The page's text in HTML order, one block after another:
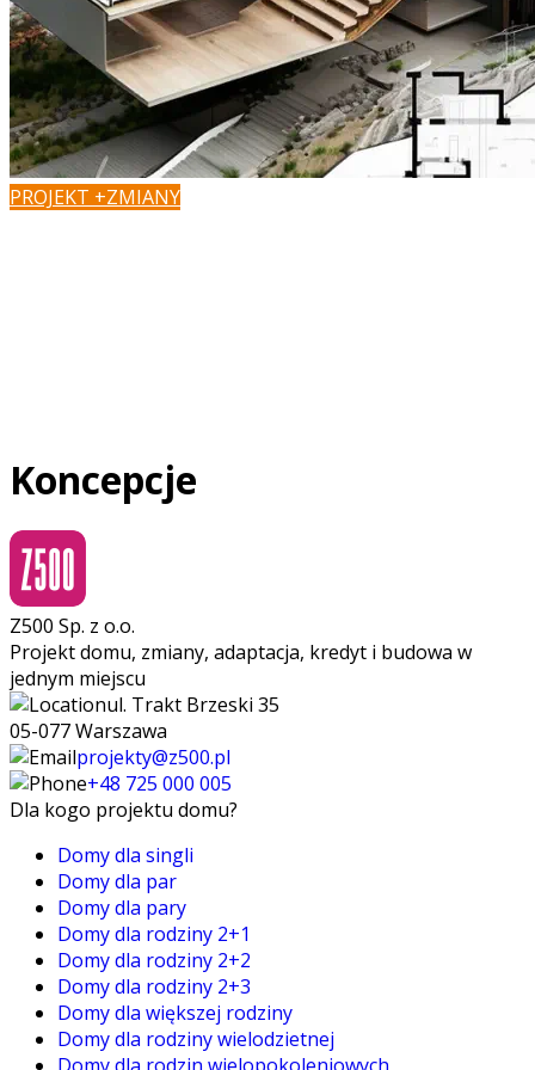
PROJEKT +ZMIANY
Koncepcje
Z500 Sp. z o.o.
Projekt domu, zmiany, adaptacja, kredyt i budowa w
jednym miejscu
ul. Trakt Brzeski 35
05-077 Warszawa
projekty@z500.pl
+48 725 000 005
Dla kogo projektu domu?
Domy dla singli
Domy dla par
Domy dla pary
Domy dla rodziny 2+1
Domy dla rodziny 2+2
Domy dla rodziny 2+3
Domy dla większej rodziny
Domy dla rodziny wielodzietnej